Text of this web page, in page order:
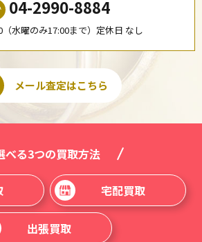
04-2990-8884
（水曜のみ17:00まで）定休日 なし
メール査定はこちら
べる3つの買取方法
宅配買取
出張買取